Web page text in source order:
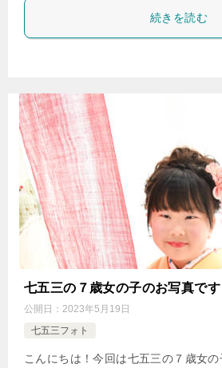
続きを読む
七五三の７歳女の子のお写真です
公開日： 2023年5月19日
七五三フォト
こんにちは！今回は七五三の７歳女